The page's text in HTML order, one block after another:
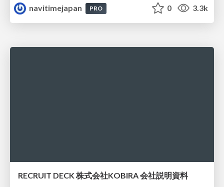
navitimejapan
PRO 0 3.3k
RECRUIT DECK 株式会社KOBIRA 会社説明資料